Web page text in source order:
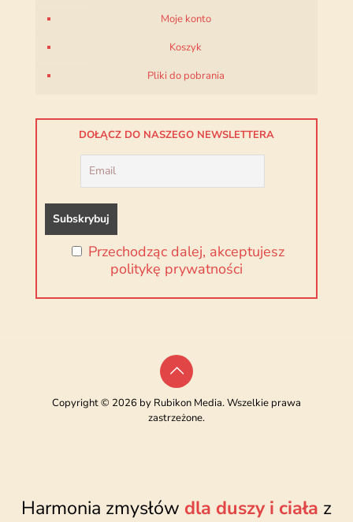
Moje konto
Koszyk
Pliki do pobrania
DOŁĄCZ DO NASZEGO NEWSLETTERA
Przechodząc dalej, akceptujesz
politykę prywatności
Copyright © 2026 by Rubikon Media. Wszelkie prawa
zastrzeżone.
Harmonia zmysłów dla duszy i ciała z